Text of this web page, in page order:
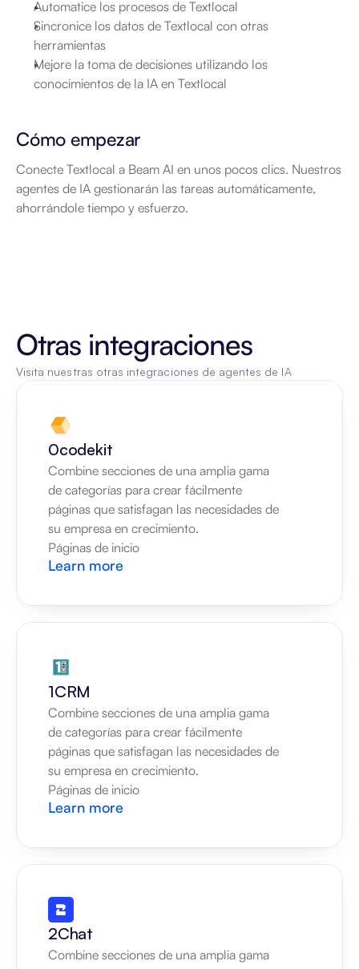
Automatice los procesos de Textlocal
Sincronice los datos de Textlocal con otras
herramientas
Mejore la toma de decisiones utilizando los
conocimientos de la IA en Textlocal
Cómo empezar
Conecte Textlocal a Beam AI en unos pocos clics. Nuestros
agentes de IA gestionarán las tareas automáticamente,
ahorrándole tiempo y esfuerzo.
Otras integraciones
Visita nuestras otras integraciones de agentes de IA
0codekit
Combine secciones de una amplia gama
de categorías para crear fácilmente
páginas que satisfagan las necesidades de
su empresa en crecimiento.
Páginas de inicio
Learn more
1CRM
Combine secciones de una amplia gama
de categorías para crear fácilmente
páginas que satisfagan las necesidades de
su empresa en crecimiento.
Páginas de inicio
Learn more
2Chat
Combine secciones de una amplia gama